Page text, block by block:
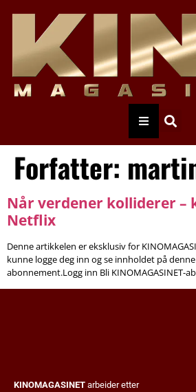
Forfatter:
Når verdener kolliderer –
Netflix
Denne artikkelen er eksklusiv for
kunne logge deg inn og se innholdet på
abonnement.Logg inn Bli KINOMAGASINET-
KINOMAGASINET arbeider etter